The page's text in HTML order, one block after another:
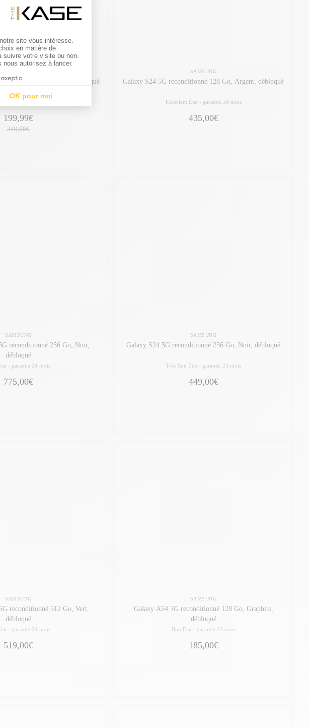
128 Go, Orange, débloqué
garantie 24 mois
199,99€
349,00€
SAMSUNG
Galaxy S24 5G reconditionné 128 Go, Argent, débloqué
Excellent État - garantie 24 mois
435,00€
SAMSUNG
reconditionné 256 Go, Noir,
débloqué
- garantie 24 mois
775,00€
SAMSUNG
Galaxy S24 5G reconditionné 256 Go, Noir, débloqué
Très Bon État - garantie 24 mois
449,00€
SAMSUNG
reconditionné 512 Go, Vert,
débloqué
- garantie 24 mois
519,00€
SAMSUNG
Galaxy A54 5G reconditionné 128 Go, Graphite,
débloqué
Bon État - garantie 24 mois
185,00€